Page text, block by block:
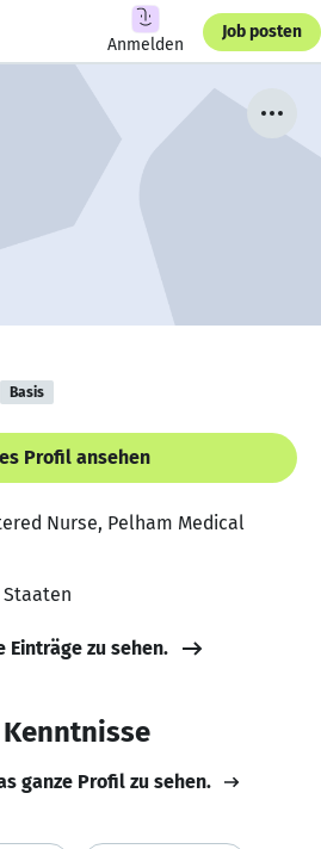
Anmelden
Job posten
Basis
Profil ansehen
Nurse, Pelham Medical
Einträge zu sehen.
ganze Profil zu sehen.